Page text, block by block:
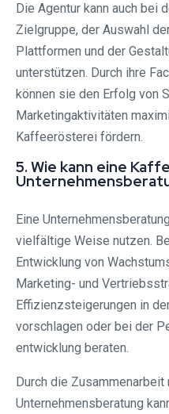
Die Agentur kann auch bei
Zielgruppe, der Auswahl
Plattformen und der
unterstützen. Durch ihre
können sie den Erfolg von
Marketingaktivitäten
Kaffeerösterei fördern.
5. Wie kann eine
Eine
vielfältige Weise nutzen.
Entwicklung von
Marketing- und
Effizienzsteigerungen in
vorschlagen oder bei der
entwicklung beraten.
Durch die Zusammenarbeit
Unternehmensberatung